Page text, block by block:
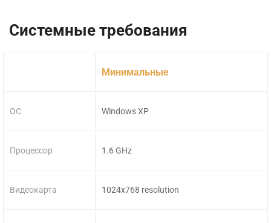
Системные требования
ОС
Процессор
Видеокарта
Минимальные
Windows XP
1.6 GHz
1024x768 resolution